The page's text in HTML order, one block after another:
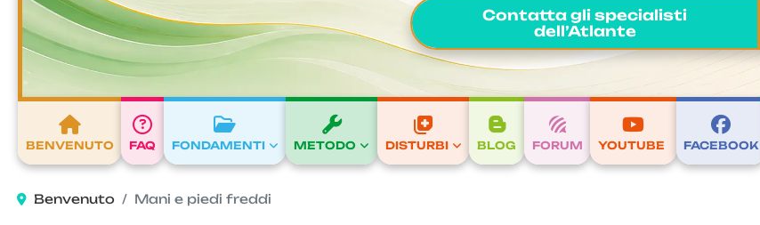
Contatta gli specialisti
dell’Atlante
BENVENUTO FAQ FONDAMENTI METODO DISTURBI BLOG FORUM YOUTUBE FACEBOOK
Benvenuto Mani e piedi freddi